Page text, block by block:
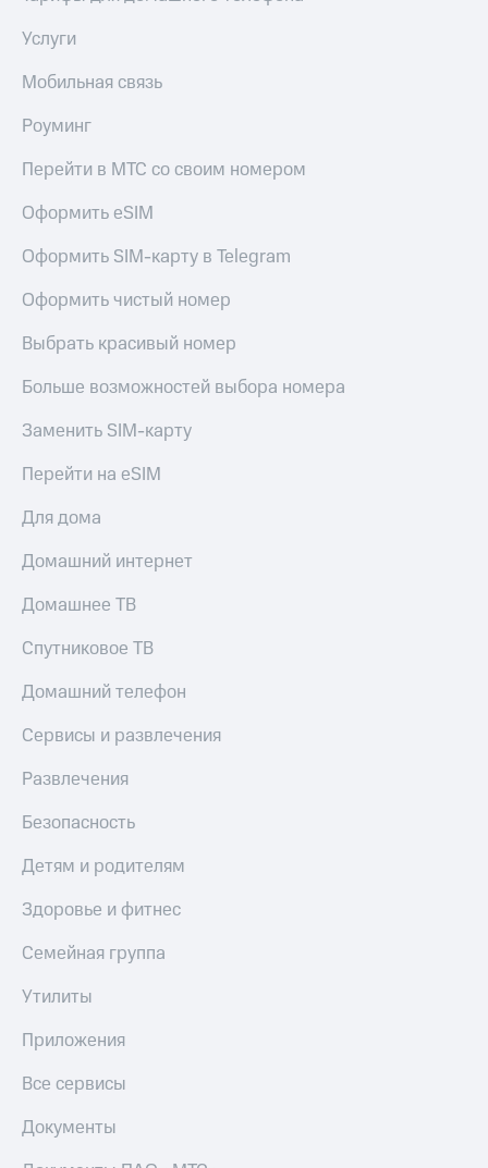
Услуги
Мобильная связь
Роуминг
Перейти в МТС со своим номером
Оформить eSIM
Оформить SIM-карту в Telegram
Оформить чистый номер
Выбрать красивый номер
Больше возможностей выбора номера
Заменить SIM-карту
Перейти на eSIM
Для дома
Домашний интернет
Домашнее ТВ
Спутниковое ТВ
Домашний телефон
Сервисы и развлечения
Развлечения
Безопасность
Детям и родителям
Здоровье и фитнес
Семейная группа
Утилиты
Приложения
Все сервисы
Документы